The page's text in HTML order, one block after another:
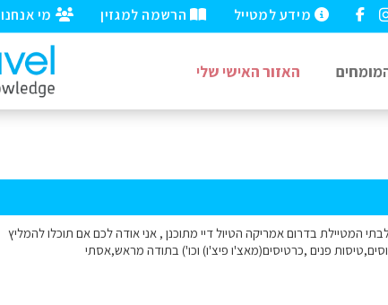
מי אנחנו הרשמה למגזין מידע למטייל
האזור האישי שלי
לחבור לבתי המטיילת בדרום אמריקה הטיול דיי מתוכנן , אני אודה לכם אם תוכלו להמליץ
פנים ,כרטיסים(מאצ'ו פיצ'ו) וכו') בתודה מראש,אסתי